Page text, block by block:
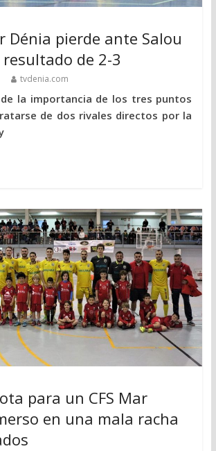
Dénia pierde ante Salou
resultado de 2-3
tvdenia.com
de la importancia de los tres puntos
de dos rivales directos por la
para un CFS Mar
en una mala racha